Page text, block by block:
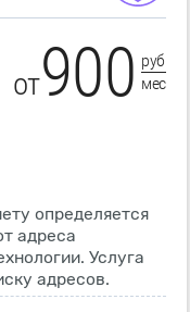
от900 руб
мес
определяется
адреса
Услуга
адресов.